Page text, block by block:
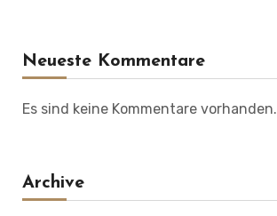
Neueste Kommentare
Es sind keine Kommentare vorhanden.
Archive